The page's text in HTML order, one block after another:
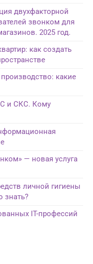
двухфакторной
звонком для
2025 год.
как создать
какие
и СКС. Кому
— новая услуга
личной гигиены
знать?
IT-профессий